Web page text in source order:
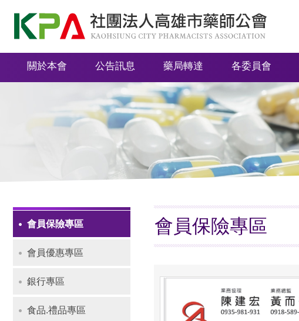
社
團
法
人
師
會
Navigation
關於本會 公告訊息 藥局轉達 各委員會
會員保險專區
會員保險專區
會員優惠專區
銀行專區
食品.禮品專區